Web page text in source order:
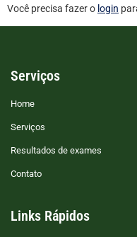
Você precisa fazer o login
Serviços
Home
Serviços
Resultados de exames
Contato
Links Rápidos